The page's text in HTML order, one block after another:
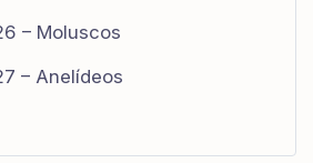
– Moluscos
– Anelídeos